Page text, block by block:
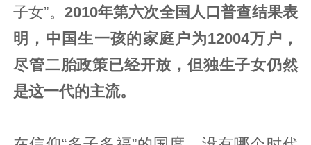
子女”。 2010年第六次全国人口普查结果表
明，中国生一孩的家庭户为12004万户，
尽管二胎政策已经开放，但独生子女仍然
是这一代的主流。